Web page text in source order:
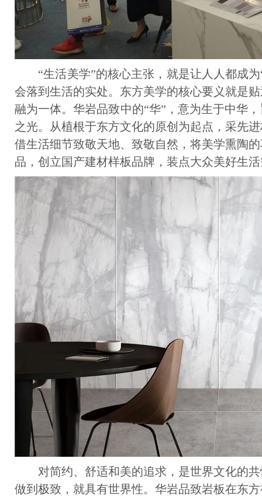
“生活美学”的核心主张，就是让人人都成为
会落到生活的实处。东方美学的核心要义就是
融为一体。华岩品致中的“华”，意为生于中华
之光。从植根于东方文化的原创为起点，采先
借生活细节致敬天地、致敬自然，将美学熏陶
品，创立国产建材样板品牌，装点大众美好生
对简约、舒适和美的追求，是世界文化的共
做到极致，就具有世界性。华岩品致岩板在东